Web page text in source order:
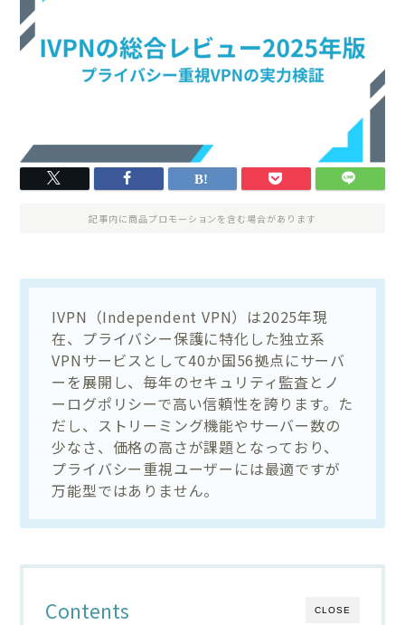
記事内に商品プロモーションを含む場合があります
IVPN（Independent VPN）は2025年現
在、プライバシー保護に特化した独立系
VPNサービスとして40か国56拠点にサーバ
ーを展開し、毎年のセキュリティ監査とノ
ーログポリシーで高い信頼性を誇ります。た
だし、ストリーミング機能やサーバー数の
少なさ、価格の高さが課題となっており、
プライバシー重視ユーザーには最適ですが
万能型ではありません。
CLOSE
Contents